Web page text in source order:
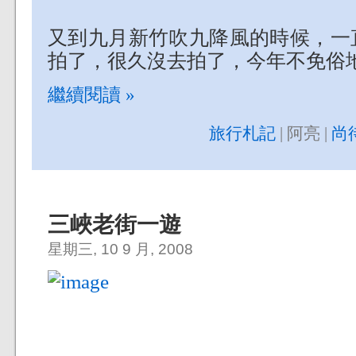
又到九月新竹吹九降風的時候，
拍了，很久沒去拍了，今年不免
繼續閱讀 »
旅行札記 | 阿亮 | 尚
三峽老街一遊
星期三, 10 9 月, 2008